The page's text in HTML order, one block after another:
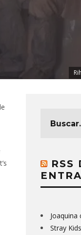
RSS
Joaquina
Stray